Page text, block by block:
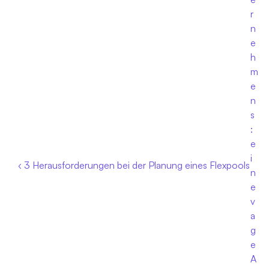
‹ 3 Herausforderungen bei der Planung eines Flexpools
r
n
e
h
m
e
n
s
:
e
i
n
e
v
a
g
e
A